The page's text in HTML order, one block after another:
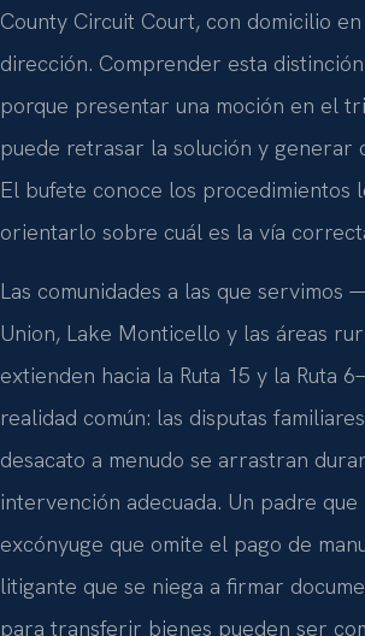
County Circuit Court, con domicilio en
dirección. Comprender esta
porque presentar una moción en el
puede retrasar la solución y generar
El bufete conoce los procedimientos
orientarlo sobre cuál es la vía
Las comunidades a las que servimos
Union, Lake Monticello y las áreas
extienden hacia la Ruta 15 y la Ruta
realidad común: las disputas
desacato a menudo se arrastran
intervención adecuada. Un padre
excónyuge que omite el pago de
litigante que se niega a firmar
para transferir bienes pueden ser